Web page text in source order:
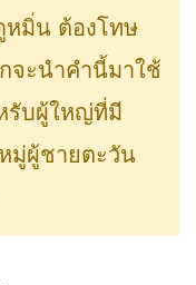
หมิ่น ต้องโทษ
จะนำคำนี้มาใช้
รับผู้ใหญ่ที่มี
มู่ผู้ชายตะวัน